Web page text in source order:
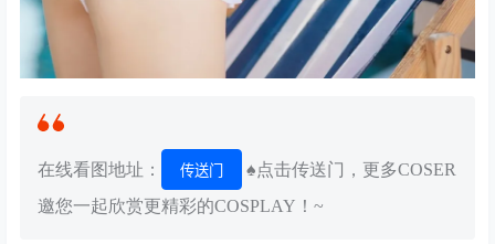
在线看图地址： 传送门
♠点击传送门，更多COSER
邀您一起欣赏更精彩的COSPLAY！~